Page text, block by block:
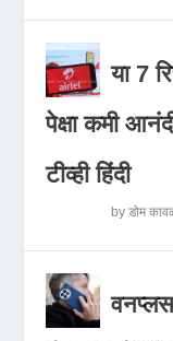
या 7
पेक्षा कमी
टीव्ही हिंदी
byडोम